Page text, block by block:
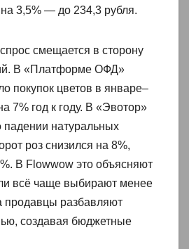
3,5% — до 234,3 рубля.
смещается в сторону
В «Платформе ОФД»
покупок цветов в январе–
7% год к году. В «Эвотор»
натуральных
роз снизился на 8%,
В Flowwow это объясняют
всё чаще выбирают менее
разбавляют
создавая бюджетные